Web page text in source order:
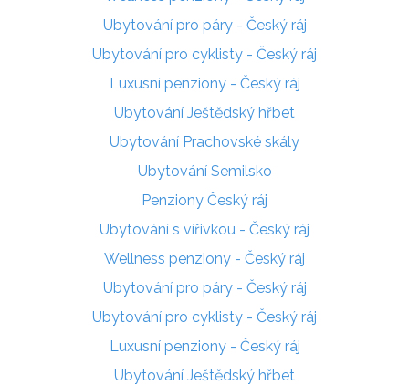
Ubytování pro páry - Český ráj
Ubytování pro cyklisty - Český ráj
Luxusní penziony - Český ráj
Ubytování Ještědský hřbet
Ubytování Prachovské skály
Ubytování Semilsko
Penziony Český ráj
Ubytování s vířivkou - Český ráj
Wellness penziony - Český ráj
Ubytování pro páry - Český ráj
Ubytování pro cyklisty - Český ráj
Luxusní penziony - Český ráj
Ubytování Ještědský hřbet